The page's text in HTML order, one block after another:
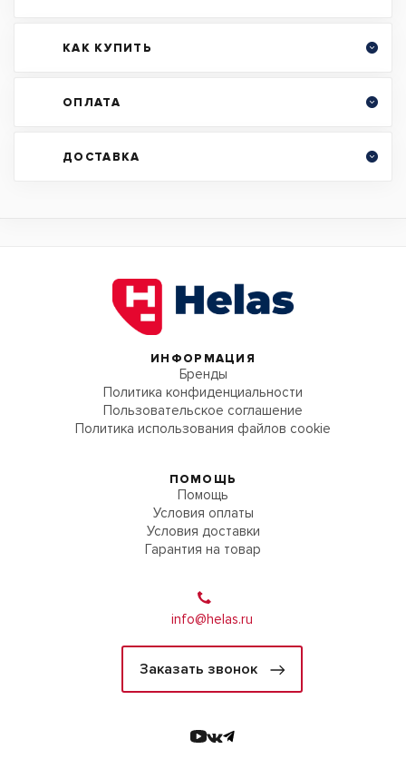
КАК КУПИТЬ
ОПЛАТА
ДОСТАВКА
ИНФОРМАЦИЯ
Бренды
Политика конфиденциальности
Пользовательское соглашение
Политика использования файлов cookie
ПОМОЩЬ
Помощь
Условия оплаты
Условия доставки
Гарантия на товар
info@helas.ru
Заказать звонок